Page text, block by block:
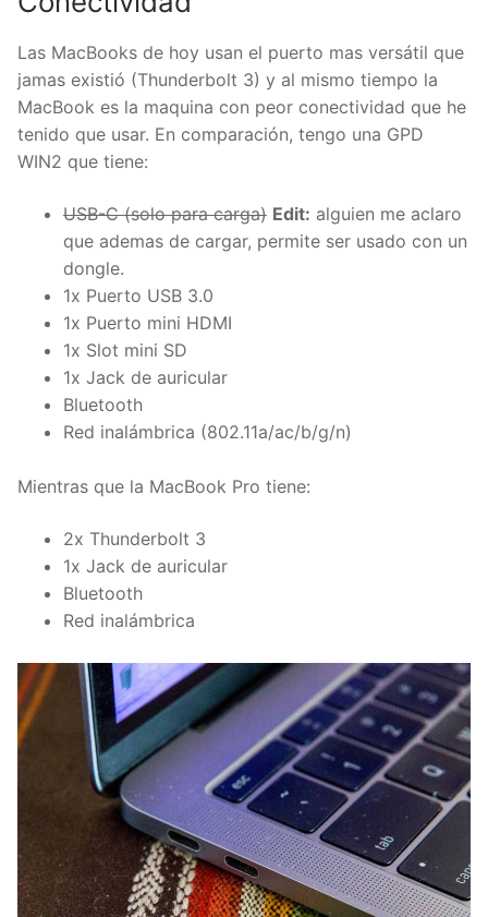
Las MacBooks de hoy usan el puerto mas versátil que
jamas existió (Thunderbolt 3) y al mismo tiempo la
MacBook es la maquina con peor conectividad que he
tenido que usar. En comparación, tengo una GPD
WIN2 que tiene:
USB-C (solo para carga) Edit: alguien me aclaro
que ademas de cargar, permite ser usado con un
dongle.
1x Puerto USB 3.0
1x Puerto mini HDMI
1x Slot mini SD
1x Jack de auricular
Bluetooth
Red inalámbrica (802.11a/ac/b/g/n)
Mientras que la MacBook Pro tiene:
2x Thunderbolt 3
1x Jack de auricular
Bluetooth
Red inalámbrica